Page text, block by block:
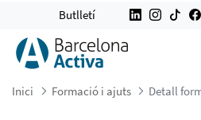
DIESINNOBA#1.
Butlletí
Inici Formació i ajuts Detall